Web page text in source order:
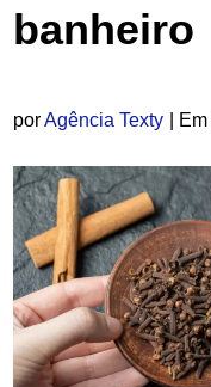
banheiro
porAgência Texty | Em